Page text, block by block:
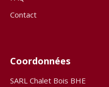
Contact
Coordonnées
SARL Chalet Bois BHE